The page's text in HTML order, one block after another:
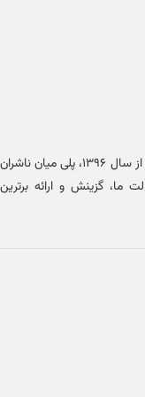
خانه کتاب طاها، مرجع تخصصی آثار علوم انسانی. ما از سال ۱۳۹۶، پلی میان ناشران
ما، گزینش و ارائه برترین